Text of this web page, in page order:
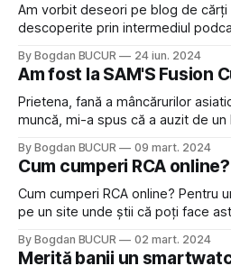
Am vorbit deseori pe blog de cărți
descoperite prin intermediul
greșeală și trebuie corectată. Nu pot spune că îmi plac
podcasturile sau că le înțeleg. Mai
podcastul ICR prin virtutea
By Bogdan BUCUR 24 iun. 2024
Am fost la SAM'S Fusion
Prietena, fană a mâncărurilor
muncă, mi-a spus că a auzit de
caricaturistul din spatele Utopiei
[https://utopiabalcanica.net/about/
cinstit [https://
By Bogdan BUCUR 09 mart. 2024
Cum cumperi RCA online?
Cum cumperi RCA online? Pentru
pe un site unde știi că poți face
prezintă încredere. Problemele sunt pe partea cealaltă a
baricadei: ești un antreprenor sau
By Bogdan BUCUR 02 mart. 2024
Merită banii un